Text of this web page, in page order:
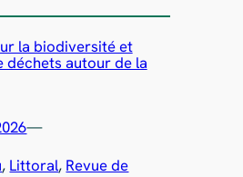
la biodiversité et
déchets autour de la
—
, Littoral, Revue de